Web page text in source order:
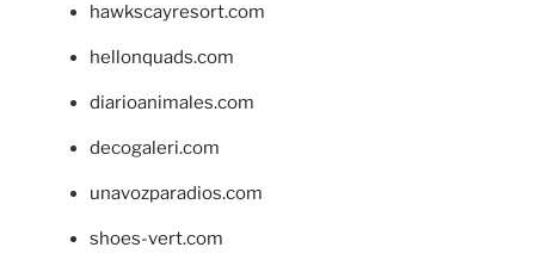
hawkscayresort.com
hellonquads.com
diarioanimales.com
decogaleri.com
unavozparadios.com
shoes-vert.com